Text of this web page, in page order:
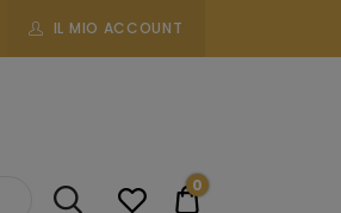
IL MIO ACCOUNT
€0.00
0